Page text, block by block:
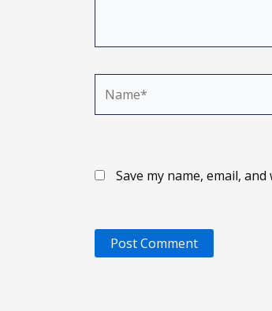
Save my name, email,